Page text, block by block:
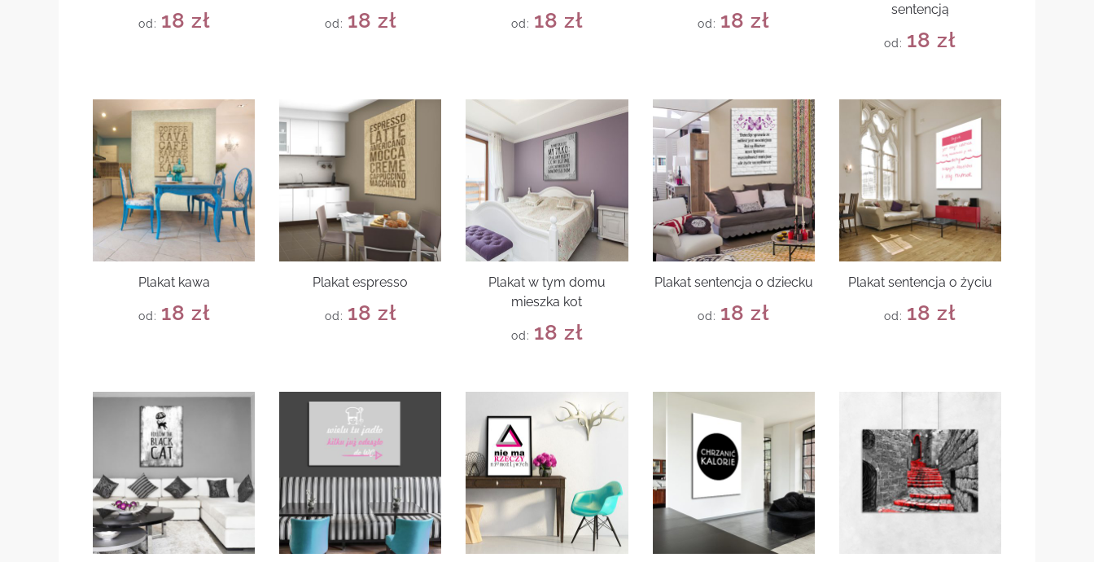
od: 18 zł od: 18 zł od: 18 zł od: 18zł
sentencją
od: 18zł
Plakat kawa
od: 18 zł
Plakat espresso
od: 18 zł
Plakat w tym domu
mieszka kot
od: 18 zł
Plakat sentencja o dziecku
od: 18zł
Plakat sentencja o życiu
od: 18zł